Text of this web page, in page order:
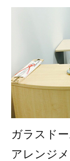
ガラスド
アレンジメ